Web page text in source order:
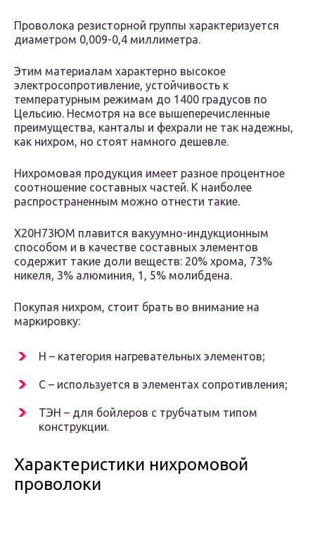
Проволока резисторной группы характеризуется
диаметром 0,009-0,4 миллиметра.
Этим материалам характерно высокое
электросопротивление, устойчивость к
температурным режимам до 1400 градусов по
Цельсию. Несмотря на все вышеперечисленные
преимущества, канталы и фехрали не так надежны,
как нихром, но стоят намного дешевле.
Нихромовая продукция имеет разное процентное
соотношение составных частей. К наиболее
распространенным можно отнести такие.
Х20Н73ЮМ плавится вакуумно-индукционным
способом и в качестве составных элементов
содержит такие доли веществ: 20% хрома, 73%
никеля, 3% алюминия, 1, 5% молибдена.
Покупая нихром, стоит брать во внимание на
маркировку:
Н – категория нагревательных элементов;
С – используется в элементах сопротивления;
ТЭН – для бойлеров с трубчатым типом
конструкции.
Характеристики нихромовой
проволоки